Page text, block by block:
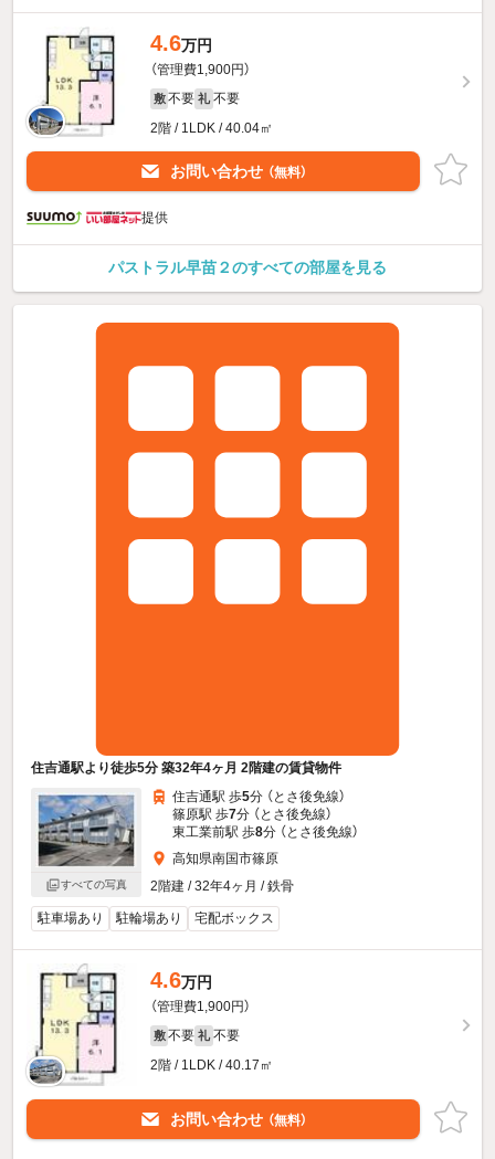
4.6万円
（管理費1,900円）
敷 不要 礼 不要
2階 / 1LDK / 40.04㎡
お問い合わせ （無料）
提供
パストラル早苗２のすべての部屋を見る
住吉通駅より徒歩5分 築32年4ヶ月 2階建の賃貸物件
すべての写真
住吉通駅 歩5分 （とさ後免線）
篠原駅 歩7分 （とさ後免線）
東工業前駅 歩8分 （とさ後免線）
高知県南国市篠原
2階建 / 32年4ヶ月 / 鉄骨
駐車場あり 駐輪場あり 宅配ボックス
4.6万円
（管理費1,900円）
敷 不要 礼 不要
2階 / 1LDK / 40.17㎡
お問い合わせ （無料）